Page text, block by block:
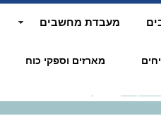
מעבדת מחשבים
מארזים וספקי כוח